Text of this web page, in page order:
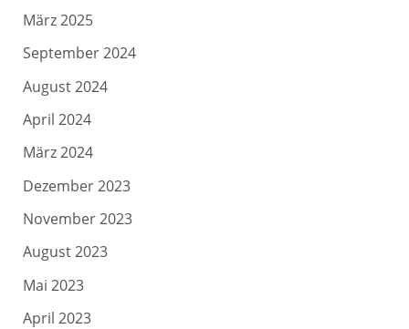
März 2025
September 2024
August 2024
April 2024
März 2024
Dezember 2023
November 2023
August 2023
Mai 2023
April 2023